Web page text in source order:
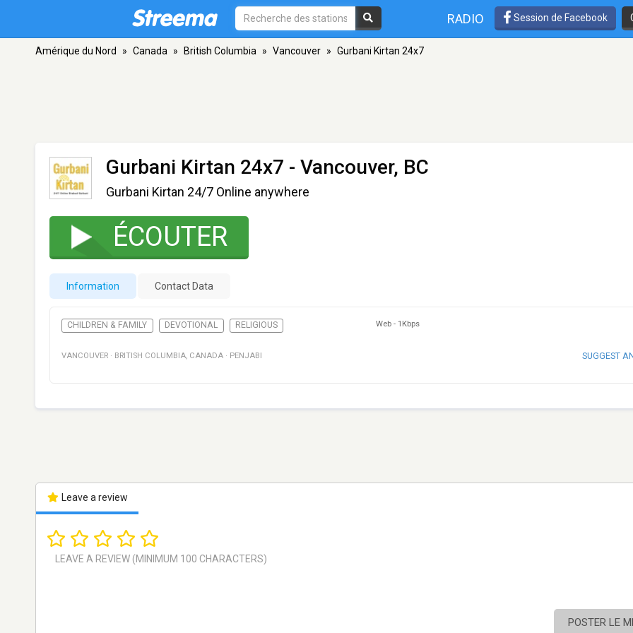
RADIO Session de Facebook
Amérique du Nord » Canada » British Columbia » Vancouver » Gurbani Kirtan 24x7
Gurbani Kirtan 24x7 - Vancouver, BC
Gurbani Kirtan 24/7 Online anywhere
ÉCOUTER
Information Contact Data
CHILDREN & FAMILY DEVOTIONAL RELIGIOUS Web - 1Kbps
VANCOUVER · BRITISH COLUMBIA, CANADA · PENJABI SUGGEST
Leave a review
POSTER LE